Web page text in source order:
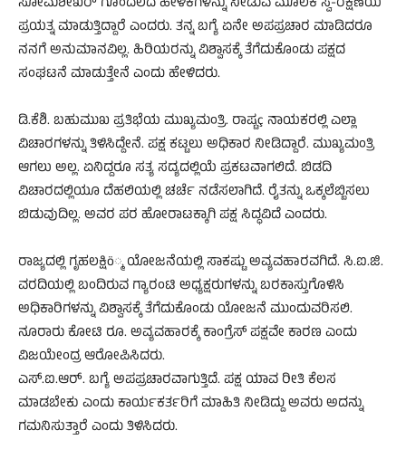
ಪ್ರಯತ್ನ ಮಾಡುತ್ತಿದ್ದಾರೆ ಎಂದರು. ತನ್ನ ಬಗ್ಯೆ ಏನೇ ಅಪಪ್ರಚಾರ ಮಾಡಿದರೂ
ನನಗೆ ಅನುಮಾನವಿಲ್ಲ. ಹಿರಿಯರನ್ನು ವಿಶ್ವಾಸಕ್ಕೆ ತೆಗೆದುಕೊಂಡು ಪಕ್ಷದ
ಸಂಘಟನೆ ಮಾಡುತ್ತೇನೆ ಎಂದು ಹೇಳಿದರು.
ಡಿ.ಕೆಶಿ. ಬಹುಮುಖ ಪ್ರತಿಭೆಯ ಮುಖ್ಯಮಂತ್ರಿ. ರಾಷ್ಟç ನಾಯಕರಲ್ಲಿ ಎಲ್ಲಾ
ವಿಚಾರಗಳನ್ನು ತಿಳಿಸಿದ್ದೇನೆ. ಪಕ್ಷ ಕಟ್ಟಲು ಅಧಿಕಾರ ನೀಡಿದ್ದಾರೆ. ಮುಖ್ಯಮಂತ್ರಿ
ಆಗಲು ಅಲ್ಲ. ಏನಿದ್ದರೂ ಸತ್ಯ ಸದ್ಯದಲ್ಲಿಯೆ ಪ್ರಕಟವಾಗಲಿದೆ. ಬಿಡದಿ
ವಿಚಾರದಲ್ಲಿಯೂ ದೆಹಲಿಯಲ್ಲಿ ಚರ್ಚೆ ನಡೆಸಲಾಗಿದೆ. ರೈತನ್ನು ಒಕ್ಕಲೆಬ್ಬಿಸಲು
ಬಿಡುವುದಿಲ್ಲ. ಅವರ ಪರ ಹೋರಾಟಕ್ಕಾಗಿ ಪಕ್ಷ ಸಿದ್ಧವಿದೆ ಎಂದರು.
ರಾಜ್ಯದಲ್ಲಿ ಗೃಹಲಕ್ಷಿö್ಮ ಯೋಜನೆಯಲ್ಲಿ ಸಾಕಷ್ಟು ಅವ್ಯವಹಾರವಗಿದೆ. ಸಿ.ಐ.ಜಿ.
ವರದಿಯಲ್ಲಿ ಬಂದಿರುವ ಗ್ಯಾರಂಟಿ ಅಧ್ಯಕ್ಷರುಗಳನ್ನು ಬರಕಾಸ್ತುಗೊಳಿಸಿ
ಅಧಿಕಾರಿಗಳನ್ನು ವಿಶ್ವಾಸಕ್ಕೆ ತೆಗೆದುಕೊಂಡು ಯೋಜನೆ ಮುಂದುವರಿಸಲಿ.
ನೂರಾರು ಕೋಟಿ ರೂ. ಅವ್ಯವಹಾರಕ್ಕೆ ಕಾಂಗ್ರೆಸ್ ಪಕ್ಷವೇ ಕಾರಣ ಎಂದು
ವಿಜಯೇಂದ್ರ ಆರೋಪಿಸಿದರು.
ಎಸ್.ಐ.ಆರ್. ಬಗ್ಯೆ ಅಪಪ್ರಚಾರವಾಗುತ್ತಿದೆ. ಪಕ್ಷ ಯಾವ ರೀತಿ ಕೆಲಸ
ಮಾಡಬೇಕು ಎಂದು ಕಾರ್ಯಕರ್ತರಿಗೆ ಮಾಹಿತಿ ನೀಡಿದ್ದು ಅವರು ಅದನ್ನು
ಗಮನಿಸುತ್ತಾರೆ ಎಂದು ತಿಳಿಸಿದರು.